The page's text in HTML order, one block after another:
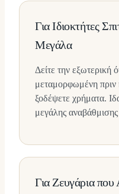
Για Ιδιοκτήτες
Μεγάλα
Δείτε την εξωτερική
μεταμορφωμένη πριν
ξοδέψετε χρήματα.
μεγάλης
Για Ζευγάρια